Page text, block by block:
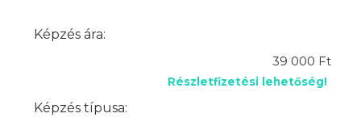
Képzés ára:
39 000 Ft
Részletfizetési lehetőség!
Képzés típusa: